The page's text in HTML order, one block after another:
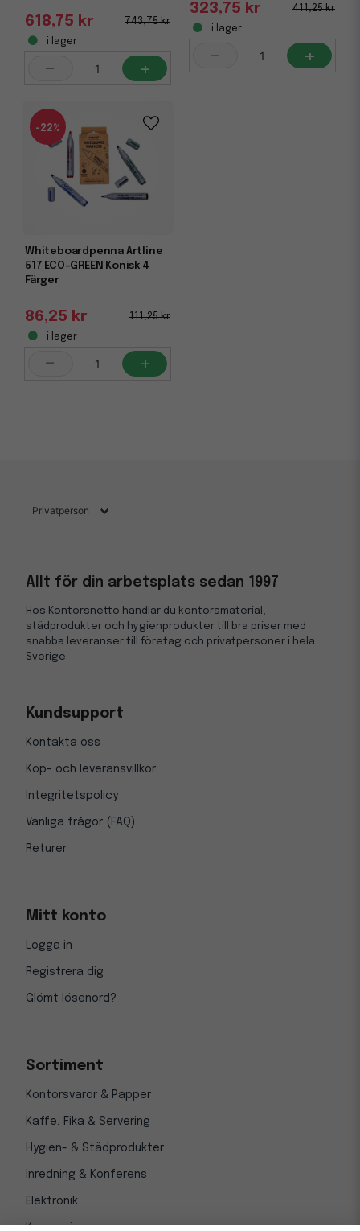
743,75 kr
618,75 kr
i lager
- +
411,25 kr
323,75 kr
i lager
- +
Whiteboardpenna Artline
517 ECO-GREEN Konisk 4
Färger
111,25 kr
86,25 kr
i lager
- +
-22%
Allt för din arbetsplats sedan 1997
Hos Kontorsnetto handlar du kontorsmaterial,
städprodukter och hygienprodukter till bra priser med
snabba leveranser till företag och privatpersoner i hela
Sverige.
Kundsupport
Kontakta oss
Köp- och leveransvillkor
Integritetspolicy
Vanliga frågor (FAQ)
Returer
Mitt konto
Logga in
Registrera dig
Glömt lösenord?
Sortiment
Kontorsvaror & Papper
Kaffe, Fika & Servering
Hygien- & Städprodukter
Inredning & Konferens
Elektronik
Kampanjer